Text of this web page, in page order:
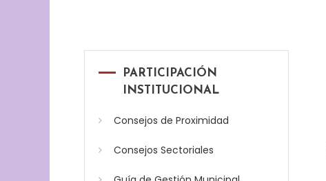
PARTICIPACIÓN
INSTITUCIONAL
Consejos de Proximidad
Consejos Sectoriales